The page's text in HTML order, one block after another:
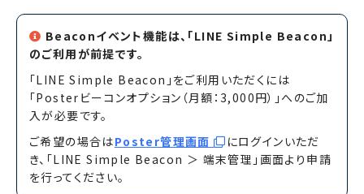
Beaconイベント機能は、「LINE Simple Beacon」
のご利用が前提です。
「LINE Simple Beacon」をご利用いただくには
「Posterビーコンオプション（月額：3,000円）」へのご加
入が必要です。
ご希望の場合はPoster管理画面
にログインいただ
き、「LINE Simple Beacon ＞ 端末管理」画面より申請
を行ってください。